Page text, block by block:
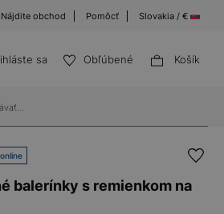
Nájdite obchod Pomôcť Slovakia / €
sa Obľúbené Košík
balerínky s remienkom na